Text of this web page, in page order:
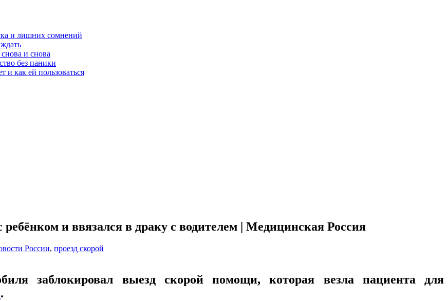
и лишних сомнений
и снова
без паники
как ей пользоваться
ребёнком и ввязался в драку с водителем | Медицинская Россия
России, проезд скорой
заблокировал выезд скорой помощи, которая везла пациента для
.